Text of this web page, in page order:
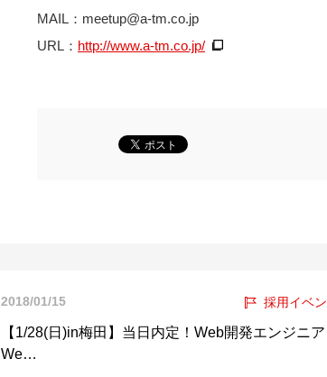
MAIL： meetup@a-tm.co.jp
URL： http://www.a-tm.co.jp/
2018/01/15 採用イベ
【1/28(日)in梅田】当日内定！Web開発エンジニア
We…